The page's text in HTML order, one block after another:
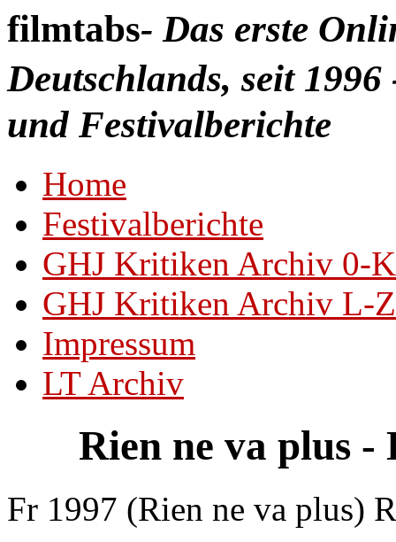
filmtabs- Das erste
Deutschlands, seit
und Festivalberichte
Home
Festivalberichte
GHJ Kritiken Archiv 0-K
GHJ Kritiken Archiv L-Z
Impressum
LT Archiv
Rien ne va plus -
Fr 1997 (Rien ne va plus)